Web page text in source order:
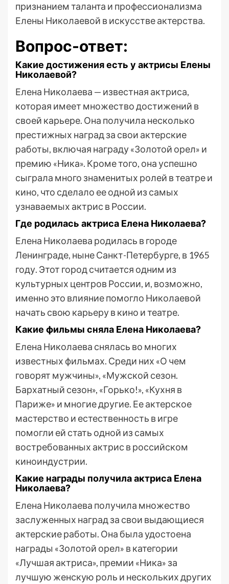
признанием таланта и профессионализма
Елены Николаевой в искусстве актерства.
Вопрос-ответ:
Какие достижения есть у актрисы Елены
Николаевой?
Елена Николаева — известная актриса,
которая имеет множество достижений в
своей карьере. Она получила несколько
престижных наград за свои актерские
работы, включая награду «Золотой орел» и
премию «Ника». Кроме того, она успешно
сыграла много знаменитых ролей в театре и
кино, что сделало ее одной из самых
узнаваемых актрис в России.
Где родилась актриса Елена Николаева?
Елена Николаева родилась в городе
Ленинграде, ныне Санкт-Петербурге, в 1965
году. Этот город считается одним из
культурных центров России, и, возможно,
именно это влияние помогло Николаевой
начать свою карьеру в кино и театре.
Какие фильмы сняла Елена Николаева?
Елена Николаева снялась во многих
известных фильмах. Среди них «О чем
говорят мужчины», «Мужской сезон.
Бархатный сезон», «Горько!», «Кухня в
Париже» и многие другие. Ее актерское
мастерство и естественность в игре
помогли ей стать одной из самых
востребованных актрис в российском
киноиндустрии.
Какие награды получила актриса Елена
Николаева?
Елена Николаева получила множество
заслуженных наград за свои выдающиеся
актерские работы. Она была удостоена
награды «Золотой орел» в категории
«Лучшая актриса», премии «Ника» за
лучшую женскую роль и нескольких других